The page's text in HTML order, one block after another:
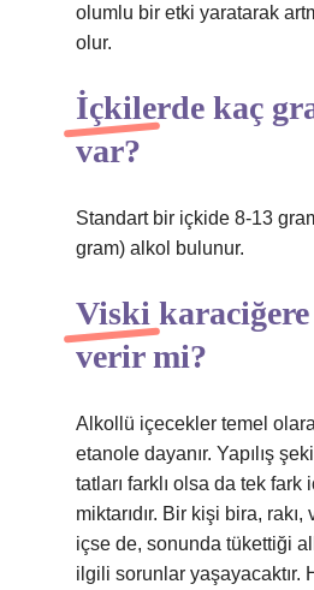
olumlu bir etki yaratarak
olur.
İçkilerde kaç
var?
Standart bir içkide 8-13
gram) alkol bulunur.
Viski
verir mi?
Alkollü içecekler temel
etanole dayanır. Yapılış
tatları farklı olsa da tek fark
miktarıdır. Bir kişi bira,
içse de, sonunda tükettiği
ilgili sorunlar yaşayacaktır.